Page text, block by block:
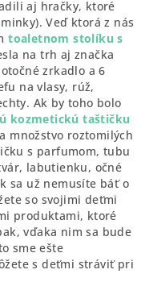
aj hračky, ktoré
Veď ktorá z nás
toaletnom stolíku s
na trh aj značka
zrkadlo a 6
na vlasy, rúž,
Ak by toho bolo
kozmetickú taštičku
množstvo roztomilých
s parfumom, tubu
labutienku, očné
sa už nemusíte báť o
so svojimi deťmi
produktami, ktoré
vďaka nim sa bude
sme ešte
s deťmi stráviť pri